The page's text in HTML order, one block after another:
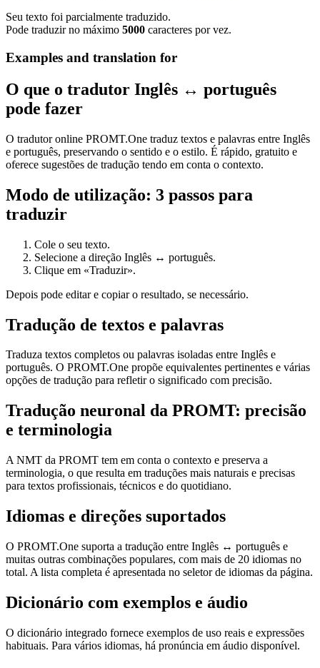
Seu texto foi parcialmente traduzido.
Pode traduzir no máximo 5000 caracteres por vez.
Examples and translation for
O que o tradutor Inglês ↔ português
pode fazer
O tradutor online PROMT.One traduz textos e palavras entre Inglês
e português, preservando o sentido e o estilo. É rápido, gratuito e
oferece sugestões de tradução tendo em conta o contexto.
Modo de utilização: 3 passos para
traduzir
Cole o seu texto.
Selecione a direção Inglês ↔ português.
Clique em «Traduzir».
Depois pode editar e copiar o resultado, se necessário.
Tradução de textos e palavras
Traduza textos completos ou palavras isoladas entre Inglês e
português. O PROMT.One propõe equivalentes pertinentes e várias
opções de tradução para refletir o significado com precisão.
Tradução neuronal da PROMT: precisão
e terminologia
A NMT da PROMT tem em conta o contexto e preserva a
terminologia, o que resulta em traduções mais naturais e precisas
para textos profissionais, técnicos e do quotidiano.
Idiomas e direções suportados
O PROMT.One suporta a tradução entre Inglês ↔ português e
muitas outras combinações populares, com mais de 20 idiomas no
total. A lista completa é apresentada no seletor de idiomas da página.
Dicionário com exemplos e áudio
O dicionário integrado fornece exemplos de uso reais e expressões
habituais. Para vários idiomas, há pronúncia em áudio disponível.